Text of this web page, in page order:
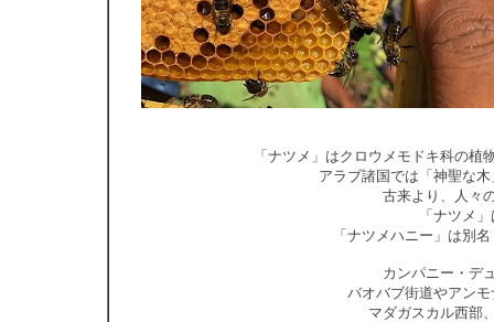
「ナツメ」はクロウメモドキ科の
アラブ諸国では「神聖な
古来より、人々
「ナツメ
「ナツメハニー」は別
カンパニー・デ
バオバブ街道やアン
マダガスカル西部